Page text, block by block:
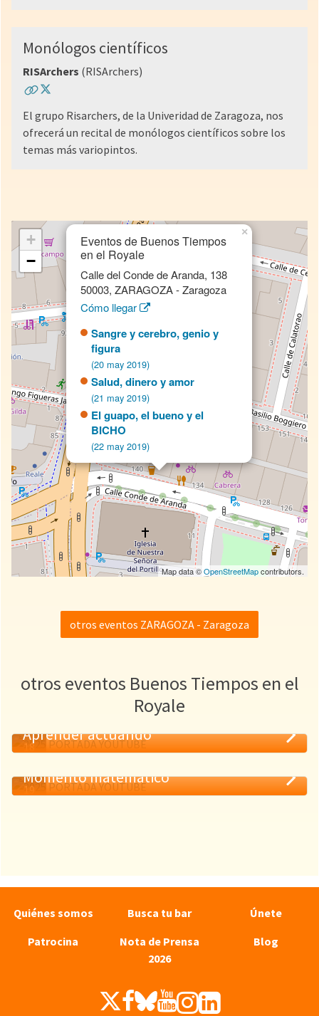
Monólogos científicos
RISArchers (RISArchers)
El grupo Risarchers, de la Univeridad de Zaragoza, nos
ofrecerá un recital de monólogos científicos sobre los
temas más variopintos.
Eventos de Buenos Tiempos
en el Royale
Calle del Conde de Aranda, 138
50003, ZARAGOZA - Zaragoza
Cómo llegar
Sangre y cerebro, genio y
figura
(20 may 2019)
Salud, dinero y amor
(21 may 2019)
El guapo, el bueno y el
BICHO
(22 may 2019)
×
+
−
Map data ©OpenStreetMapcontributors.
otros eventos ZARAGOZA - Zaragoza
otros eventos Buenos Tiempos en el
Royale
18
Aprender actuando
19
Momento matemático
Quiénes somos Busca tu bar
Únete
Patrocina
Nota de Prensa
2026
Blog